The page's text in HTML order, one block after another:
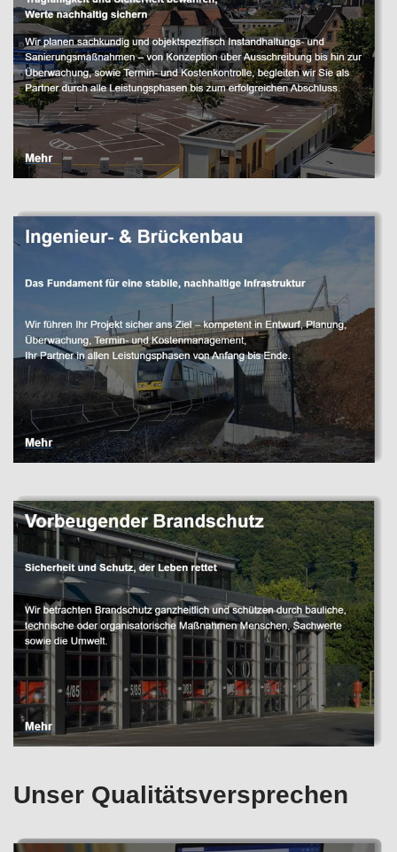
Unser Qualitätsversprechen